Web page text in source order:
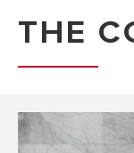
THE